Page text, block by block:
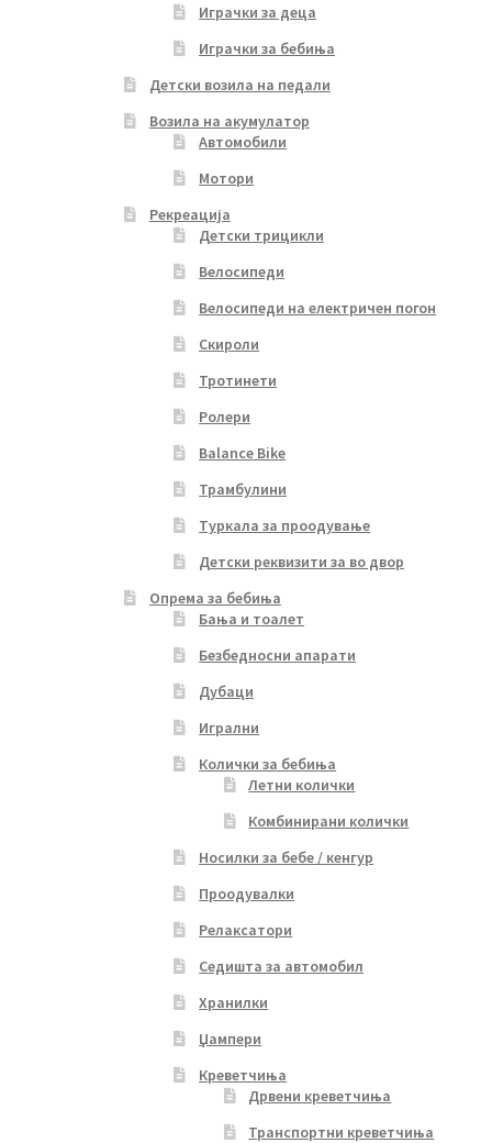
Играчки за деца
Играчки за бебиња
Детски возила на педали
Возила на акумулатор
Автомобили
Мотори
Рекреација
Детски трицикли
Велосипеди
Велосипеди на електричен погон
Скироли
Тротинети
Ролери
Balance Bike
Трамбулини
Туркала за проодување
Детски реквизити за во двор
Опрема за бебиња
Бања и тоалет
Безбедносни апарати
Дубаци
Игрални
Колички за бебиња
Летни колички
Комбинирани колички
Носилки за бебе / кенгур
Проодувалки
Релаксатори
Седишта за автомобил
Хранилки
Џампери
Креветчиња
Дрвени креветчиња
Транспортни креветчиња